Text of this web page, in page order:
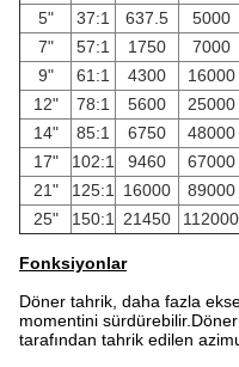
5"
37:1 637.5 5000
7"
57:1 1750 7000
9"
61:1 4300 16000
12"
78:1 5600 25000
14"
85:1 6750 48000
17"
102:1 9460 67000
21"
125:1 16000 89000
25"
150:1 21450 112000
Fonksiyonlar
Döner tahrik, daha fazla
momentini
tarafından tahrik edilen